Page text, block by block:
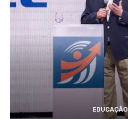
EDUCAÇÃO